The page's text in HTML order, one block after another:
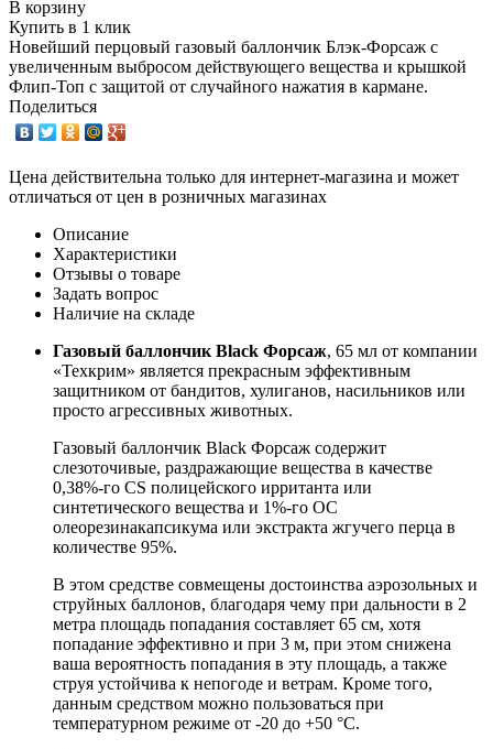
В корзину
Купить в 1 клик
Новейший перцовый газовый баллончик Блэк-Форсаж с
увеличенным выбросом действующего вещества и крышкой
Флип-Топ с защитой от случайного нажатия в кармане.
Поделиться
Цена действительна только для интернет-магазина и может
отличаться от цен в розничных магазинах
Описание
Характеристики
Отзывы о товаре
Задать вопрос
Наличие на складе
Газовый баллончик Black Форсаж, 65 мл от компании
«Техкрим» является прекрасным эффективным
защитником от бандитов, хулиганов, насильников или
просто агрессивных животных.
Газовый баллончик Black Форсаж содержит
слезоточивые, раздражающие вещества в качестве
0,38%-го CS полицейского ирританта или
синтетического вещества и 1%-го OC
олеорезинакапсикума или экстракта жгучего перца в
количестве 95%.
В этом средстве совмещены достоинства аэрозольных и
струйных баллонов, благодаря чему при дальности в 2
метра площадь попадания составляет 65 см, хотя
попадание эффективно и при 3 м, при этом снижена
ваша вероятность попадания в эту площадь, а также
струя устойчива к непогоде и ветрам. Кроме того,
данным средством можно пользоваться при
температурном режиме от -20 до +50 °С.